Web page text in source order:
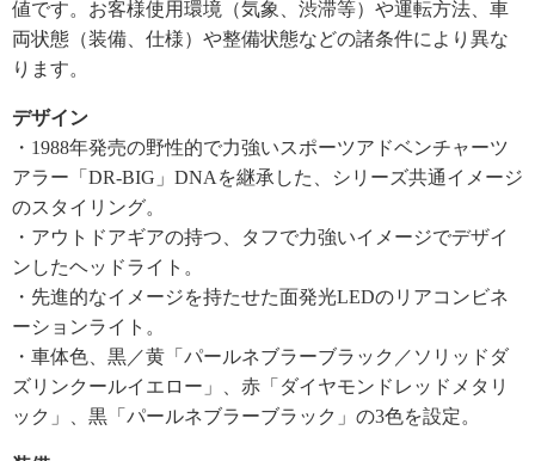
値です。お客様使用環境（気象、渋滞等）や運転方法、車
両状態（装備、仕様）や整備状態などの諸条件により異な
ります。
デザイン
・1988年発売の野性的で力強いスポーツアドベンチャーツ
アラー「DR‐BIG」DNAを継承した、シリーズ共通イメージ
のスタイリング。
・アウトドアギアの持つ、タフで力強いイメージでデザイ
ンしたヘッドライト。
・先進的なイメージを持たせた面発光LEDのリアコンビネ
ーションライト。
・車体色、黒／黄「パールネブラーブラック／ソリッドダ
ズリンクールイエロー」、赤「ダイヤモンドレッドメタリ
ック」、黒「パールネブラーブラック」の3色を設定。